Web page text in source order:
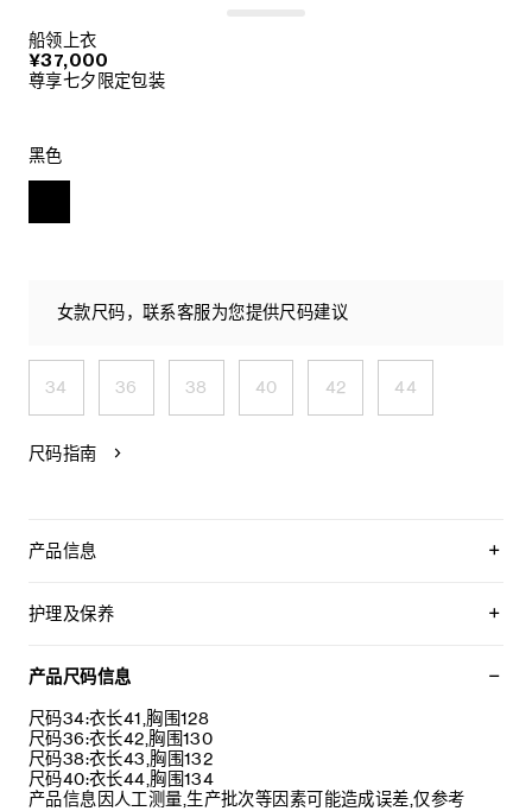
船领上衣
¥37,000
尊享七夕限定包装
黑色
女款尺码，联系客服为您提供尺码建议
34 36 38 40 42 44
尺码指南
产品信息
衬里：100%桑蚕丝
11枚TRIOMPHE海龟造型纽扣
编号：RX0CK1086.38NO
护理及保养
仅使用不含漂白剂的洗衣产品。
最高熨烫温度：110°C / 230°F
不可使用蒸汽。
本品可用芳香化合物进行轻柔干洗。
产品尺码信息
尺码34:衣长41,胸围128
尺码36:衣长42,胸围130
尺码38:衣长43,胸围132
尺码40:衣长44,胸围134
产品信息因人工测量,生产批次等因素可能造成误差,仅参考